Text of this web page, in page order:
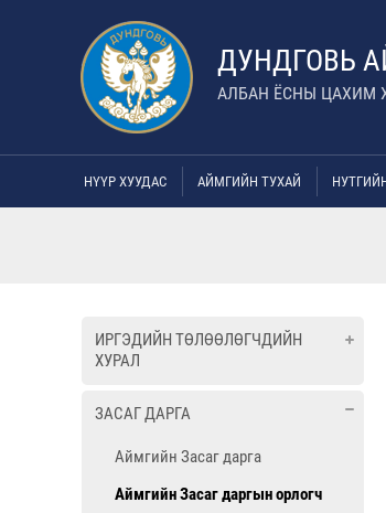
ДУНДГОВЬ
АЛБАН ЁСНЫ ЦАХИМ
НҮҮР ХУУДАС АЙМГИЙН ТУХАЙ
ИРГЭДИЙН ТӨЛӨӨЛӨГЧДИЙН
ХУРАЛ
ЗАСАГ ДАРГА
Аймгийн Засаг дарга
Аймгийн Засаг даргын орлогч